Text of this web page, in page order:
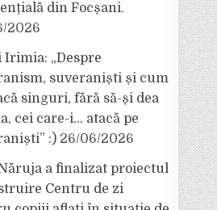
din Focșani.
2026
Irimia: „Despre
suveraniști și cum
singuri, fără să-și dea
cei care-i… atacă pe
:) 26/06/2026
a finalizat proiectul
Centru de zi